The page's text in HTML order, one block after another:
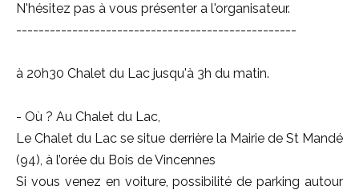
N'hésitez pas à vous présenter a l'organisateur.
--------------------------------------------------
à 20h30 Chalet du Lac jusqu'à 3h du matin.
- Où ? Au Chalet du Lac,
Le Chalet du Lac se situe derrière la Mairie de St Mandé
(94), à l’orée du Bois de Vincennes
Si vous venez en voiture, possibilité de parking autour